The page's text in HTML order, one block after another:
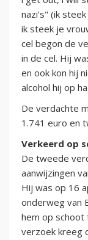
nazi’s" (ik
ik steek je
cel begon de
in de cel. Hij
en ook kon hij
alcohol hij op
De verdachte
1.741 euro en
Verkeerd op
De tweede
aanwijzingen
Hij was op 16
onderweg van
hem op schoot
verzoek kreeg